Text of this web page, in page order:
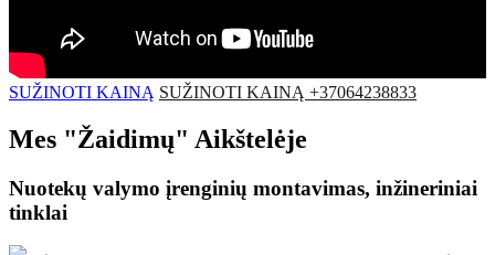
SUŽINOTI KAINĄ SUŽINOTI KAINĄ +37064238833
Mes "Žaidimų" Aikštelėje
Nuotekų valymo įrenginių montavimas, inžineriniai
tinklai